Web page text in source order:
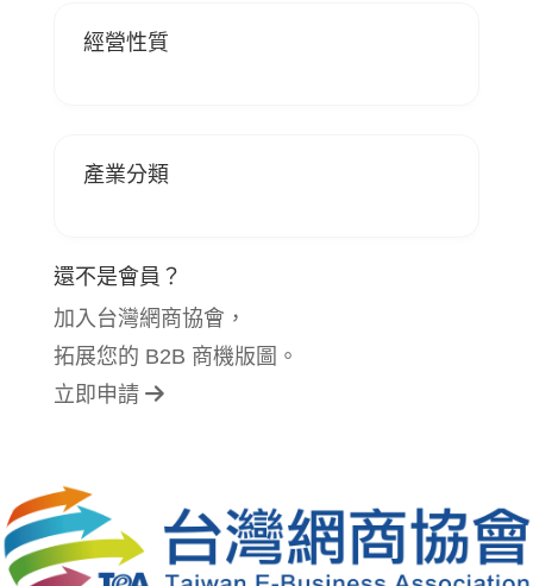
經營性質
產業分類
還不是會員？
加入台灣網商協會，
拓展您的 B2B 商機版圖。
立即申請